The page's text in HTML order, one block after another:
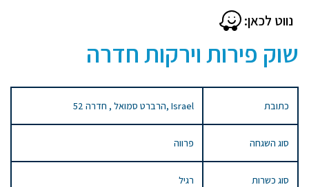
נווט לכאן:
שוק פירות וירקות חדרה
כתובת 52 הרברט סמואל , חדרה, Israel
סוג השגחה פרווה
סוג כשרות רגיל